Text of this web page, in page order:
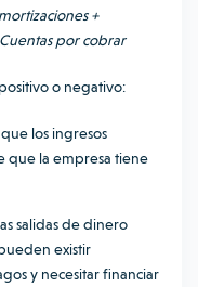
+
por cobrar
o negativo:
los ingresos
que la empresa tiene
salidas de dinero
existir
y necesitar financiar